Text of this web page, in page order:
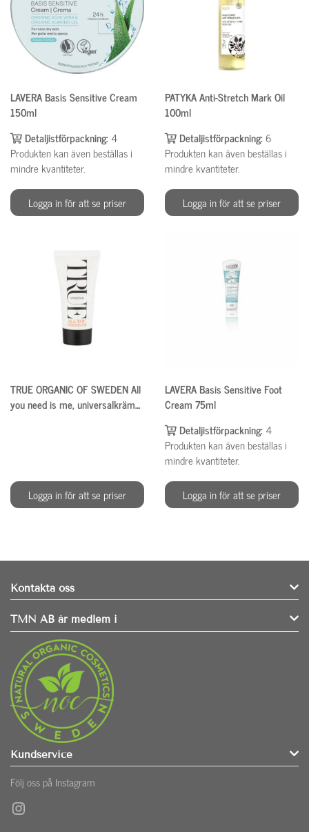
LAVERA Basis Sensitive Cream
150ml
Detaljistförpackning: 4
Produkten kan även beställas i
mindre kvantiteter.
Logga in för att se priser
PATYKA Anti-Stretch Mark Oil
100ml
Detaljistförpackning:6
Produkten kan även beställas i
mindre kvantiteter.
Logga in för att se priser
TRUE ORGANIC OF SWEDEN All
you need is me, universalkräm
Logga in för att se priser
LAVERA Basis Sensitive Foot
Cream 75ml
Detaljistförpackning: 4
Produkten kan även beställas i
mindre kvantiteter.
Logga in för att se priser
Kontakta oss
TMN AB är medlem i
Kundservice
Följ oss på Instagram
Instagram